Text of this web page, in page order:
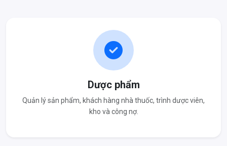
Dược phẩm
Quản lý sản phẩm, khách hàng nhà thuốc, trình dược viên,
kho và công nợ.